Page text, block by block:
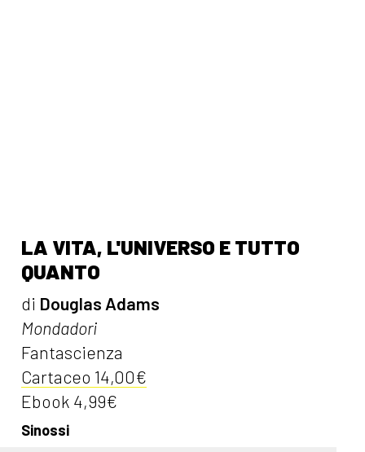
LA VITA, L'UNIVERSO E TUTTO
QUANTO
di Douglas Adams
Mondadori
Fantascienza
Cartaceo 14,00€
Ebook 4,99€
Sinossi